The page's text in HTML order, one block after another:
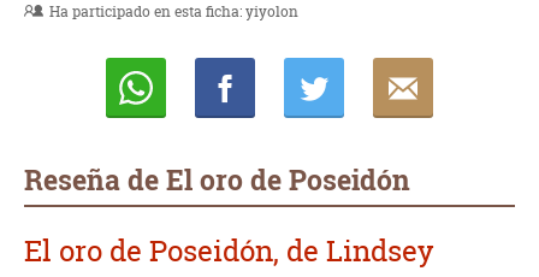
Ha participado en esta ficha:yiyolon
Reseña de El oro de Poseidón
El oro de Poseidón, de Lindsey